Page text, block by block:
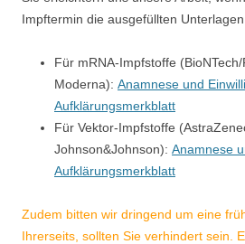
Impftermin die ausgefüllten
Für mRNA-Impfstoffe
Moderna): Anamnese und
Aufklärungsmerkblatt
Für Vektor-Impfstoffe
Johnson&Johnson): Anamnese
Aufklärungsmerkblatt
Zudem bitten wir dringend um eine
Ihrerseits, sollten Sie verhindert sein.